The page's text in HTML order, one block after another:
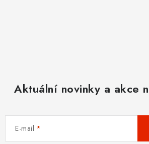
Aktuální novinky a akce
E-mail